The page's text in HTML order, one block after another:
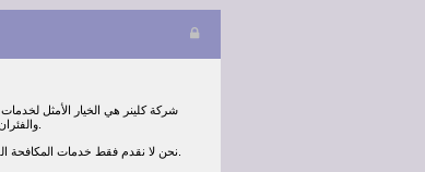
شركة كلينر هي الخيار الأمثل لخدمات